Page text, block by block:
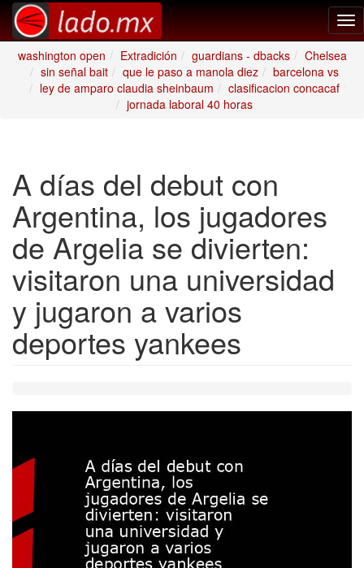
washington open
Extradición guardians - dbacks
Chelsea
sin señal bait
que le paso a manola diez
barcelona vs
ley de amparo claudia sheinbaum
clasificacion concacaf
jornada laboral 40 horas
A días del debut con
Argentina, los jugadores
de Argelia se divierten:
visitaron una universidad
y jugaron a varios
deportes yankees